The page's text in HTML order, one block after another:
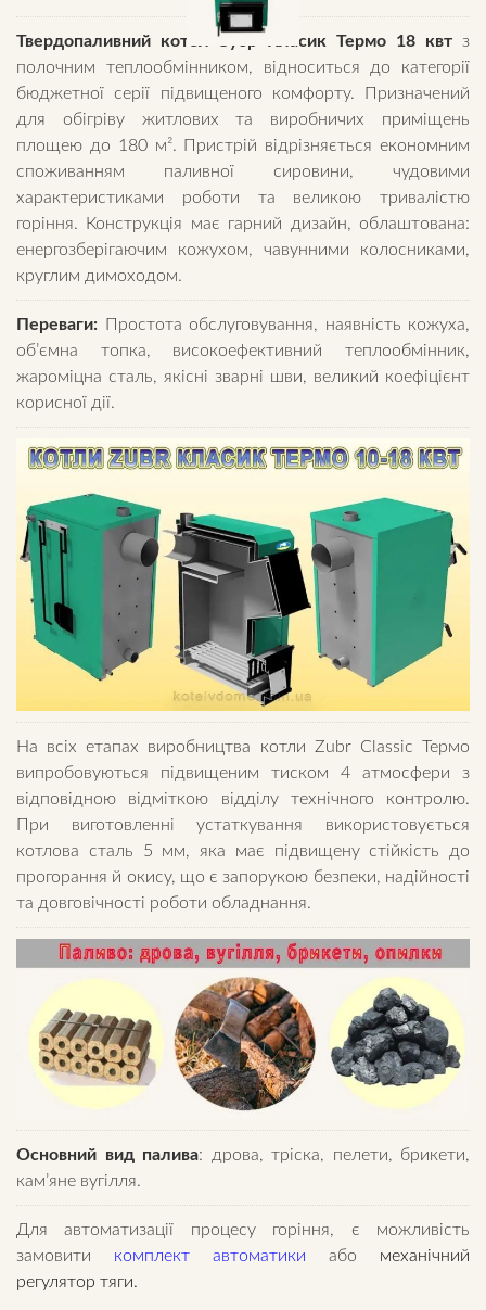
Твердопаливний котел Зубр Класик Термо 18 квт з
полочним теплообмінником, відноситься до категорії
бюджетної серії підвищеного комфорту. Призначений
для обігріву житлових та виробничих приміщень
площею до 180 м². Пристрій відрізняється економним
споживанням паливної сировини, чудовими
характеристиками роботи та великою тривалістю
горіння. Конструкція має гарний дизайн, облаштована:
енергозберігаючим кожухом, чавунними колосниками,
круглим димоходом.
Переваги: Простота обслуговування, наявність кожуха,
об’ємна топка, високоефективний теплообмінник,
жароміцна сталь, якісні зварні шви, великий коефіцієнт
корисної дії.
На всіх етапах виробництва котли Zubr Classic Термо
випробовуються підвищеним тиском 4 атмосфери з
відповідною відміткою відділу технічного контролю.
При виготовленні устаткування використовується
котлова сталь 5 мм, яка має підвищену стійкість до
прогорання й окису, що є запорукою безпеки, надійності
та довговічності роботи обладнання.
Основний вид палива: дрова, тріска, пелети, брикети,
кам’яне вугілля.
Для автоматизації процесу горіння, є можливість
замовити комплект автоматики або механічний
регулятор тяги.